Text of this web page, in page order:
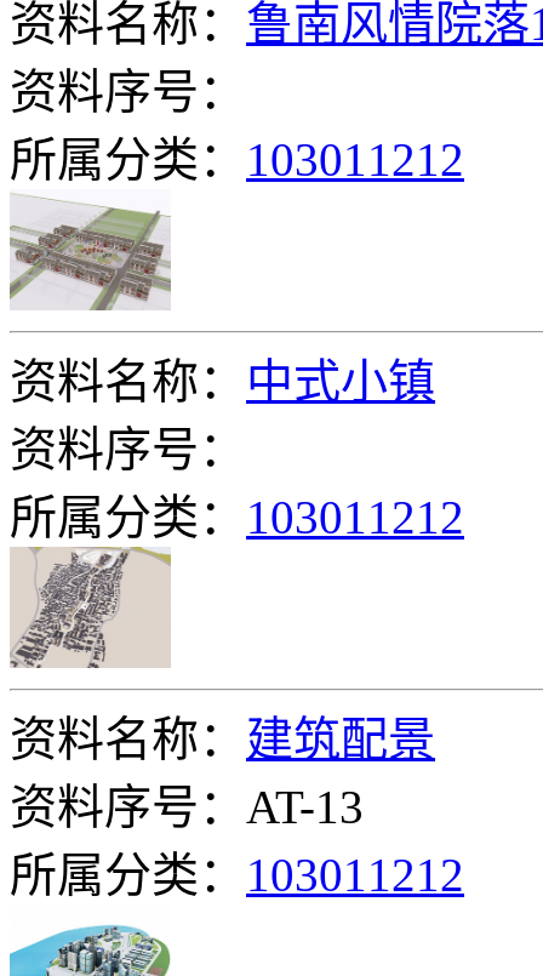
资料名称： 鲁南风情院落
资料序号：
所属分类： 103011212
资料名称： 中式小镇
资料序号：
所属分类： 103011212
资料名称： 建筑配景
资料序号：AT-13
所属分类： 103011212